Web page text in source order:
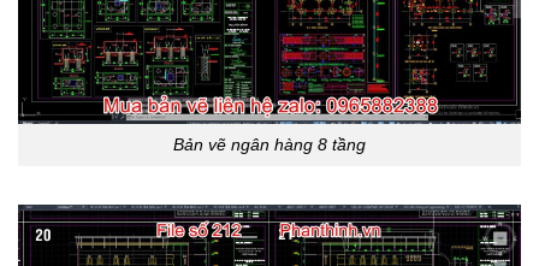
Bản vẽ ngân hàng 8 tầng